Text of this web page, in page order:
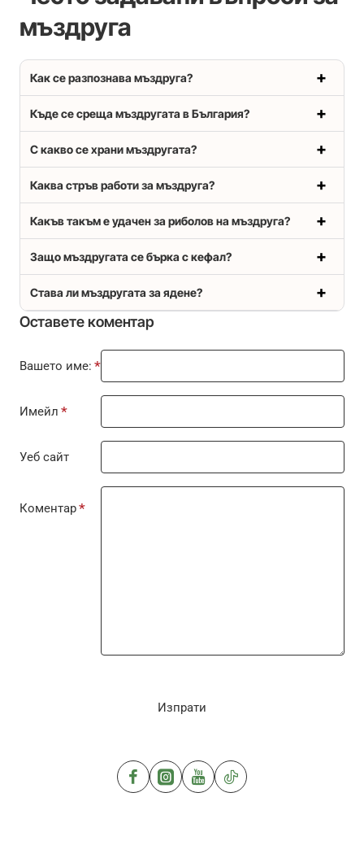
мъздруга
Как се разпознава мъздруга?
Къде се среща мъздругата в България?
С какво се храни мъздругата?
Каква стръв работи за мъздруга?
Какъв такъм е удачен за риболов на мъздруга?
Защо мъздругата се бърка с кефал?
Става ли мъздругата за ядене?
Оставете коментар
Вашето име:
Имейл
Уеб сайт
Коментар
Изпрати